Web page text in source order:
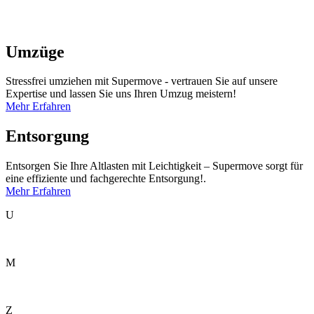
Umzüge
Stressfrei umziehen mit Supermove - vertrauen Sie auf unsere
Expertise und lassen Sie uns Ihren Umzug meistern!
Mehr Erfahren
Entsorgung
Entsorgen Sie Ihre Altlasten mit Leichtigkeit – Supermove sorgt für
eine effiziente und fachgerechte Entsorgung!.
Mehr Erfahren
U
M
Z